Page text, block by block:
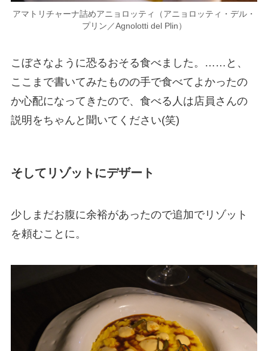
アマトリチャーナ詰めアニョロッティ（アニョロッティ・デル・
プリン／Agnolotti del Plin）
こぼさなように恐るおそる食べました。……と、
ここまで書いてみたものの手で食べてよかったの
か心配になってきたので、食べる人は店員さんの
説明をちゃんと聞いてください(笑)
そしてリゾットにデザート
少しまだお腹に余裕があったので追加でリゾット
を頼むことに。